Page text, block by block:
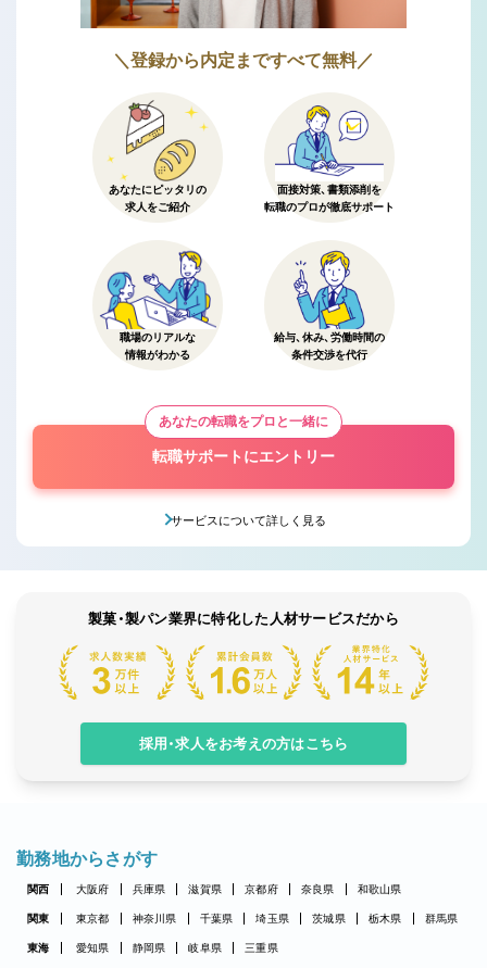
＼登録から内定まですべて無料／
あなたにピッタリの
求人をご紹介
面接対策、書類添削を
転職のプロが徹底サポート
職場のリアルな
情報がわかる
給与、休み、労働時間の
条件交渉を代行
あなたの転職をプロと一緒に
転職サポートにエントリー
サービスについて詳しく見る
製菓・製パン業界に特化した人材サービスだから
採用・求人をお考えの方はこちら
勤務地からさがす
関西 大阪府 兵庫県 滋賀県 京都府 奈良県 和歌山県
関東 東京都 神奈川県 千葉県 埼玉県 茨城県 栃木県 群馬県
東海 愛知県 静岡県 岐阜県 三重県